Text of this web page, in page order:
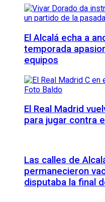
El Alcalá echa a
temporada
equipos
El Real Madrid
para jugar contra
Las calles de
permanecieron
disputaba la final